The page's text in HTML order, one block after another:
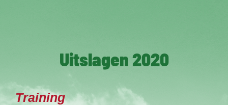
Uitslagen 2020
Training